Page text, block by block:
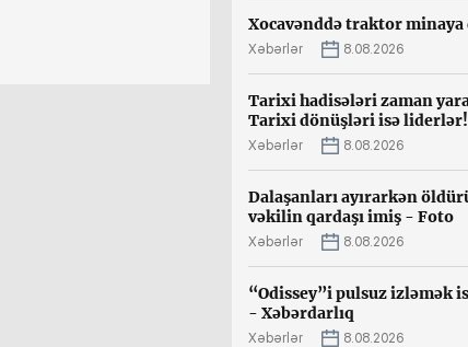
Xocavənddə traktor minaya
Xəbərlər 8.08.2026
Tarixi hadisələri zaman
Tarixi dönüşləri isə liderlər!
Xəbərlər 8.08.2026
Dalaşanları ayırarkən
vəkilin qardaşı imiş - Foto
Xəbərlər 8.08.2026
“Odissey”i pulsuz izləmək
- Xəbərdarlıq
Xəbərlər 8.08.2026